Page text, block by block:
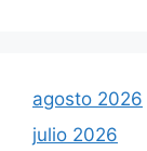
agosto 2026
julio 2026